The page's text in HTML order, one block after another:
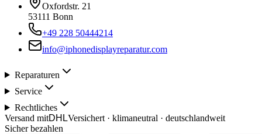
Oxfordstr. 21
53111 Bonn
+49 228 50444214
info@iphonedisplayreparatur.com
Reparaturen
Service
Rechtliches
Versand mitDHLVersichert · klimaneutral · deutschlandweit
Sicher bezahlen